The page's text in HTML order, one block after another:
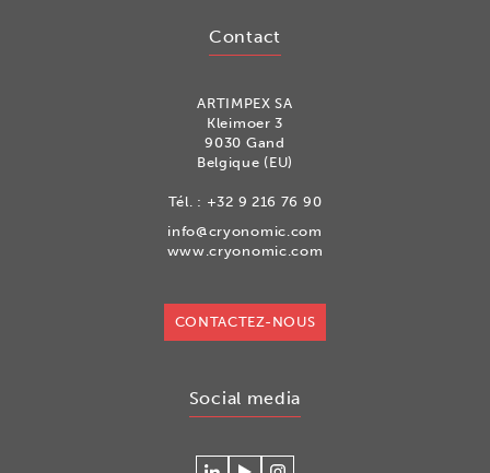
Contact
ARTIMPEX SA
Kleimoer 3
9030 Gand
Belgique (EU)
Tél. : +32 9 216 76 90
info@cryonomic.com
www.cryonomic.com
CONTACTEZ-NOUS
Social media